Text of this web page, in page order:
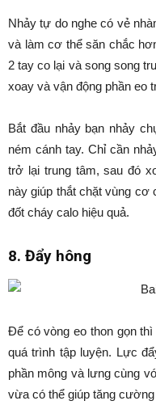
Nhảy tự do nghe có vẻ
và làm cơ thể săn chắc
2 tay co lại và song song
xoay và vận động phần eo
Bắt đầu nhảy bạn nhảy
ném cánh tay. Chỉ cần
trở lại trung tâm, sau đó
này giúp thắt chặt vùng cơ
đốt cháy calo hiệu quả.
8. Đẩy hông
Để có vòng eo thon gọn
quá trình tập luyện. Lực
phần mông và lưng cùng
vừa có thể giúp tăng